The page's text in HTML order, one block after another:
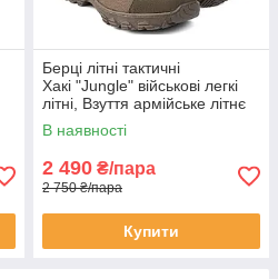
Берці літні тактичні
Хакі "Jungle" військові легкі
літні, Взуття армійське літнє
для ЗСУ
В наявності
2 490 ₴/пара
2 750 ₴/пара
Купити